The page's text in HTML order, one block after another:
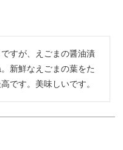
すが、えごまの醤油漬
新鮮なえごまの葉をた
です。美味しいです。